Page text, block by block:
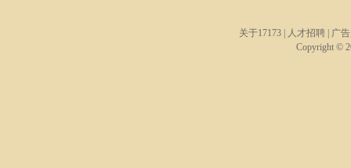
关于17173 人才招聘
广
Copyright ©